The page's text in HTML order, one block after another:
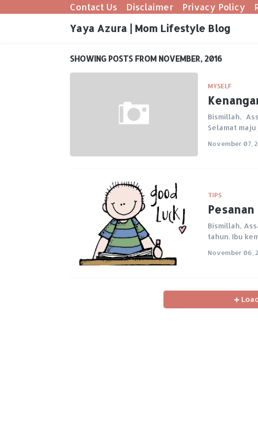
Contact Us Disclaimer Privacy Policy
Yaya Azura | Mom Lifestyle Blog
SHOWING POSTS FROM NOVEMBER, 2016
MYSELF
Bismillah,
Selamat
November 07,
TIPS
Bismillah,
tahun. Ibu
November 06,